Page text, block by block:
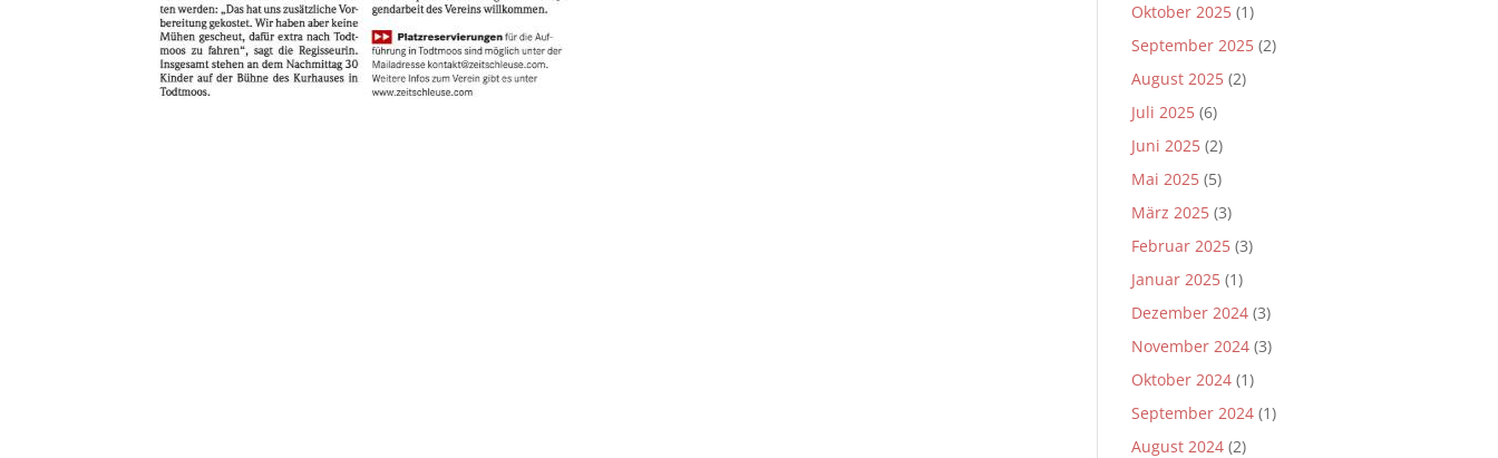
Oktober 2025 (1)
September 2025 (2)
August 2025 (2)
Juli 2025 (6)
Juni 2025 (2)
Mai 2025 (5)
März 2025 (3)
Februar 2025 (3)
Januar 2025 (1)
Dezember 2024 (3)
November 2024 (3)
Oktober 2024 (1)
September 2024 (1)
August 2024 (2)